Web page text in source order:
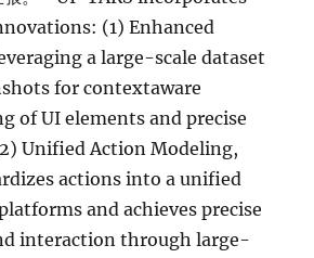
(1) Enhanced
a large-scale dataset
for contextaware
of UI elements and precise
Unified Action Modeling,
actions into a unified
and achieves precise
interaction through large-